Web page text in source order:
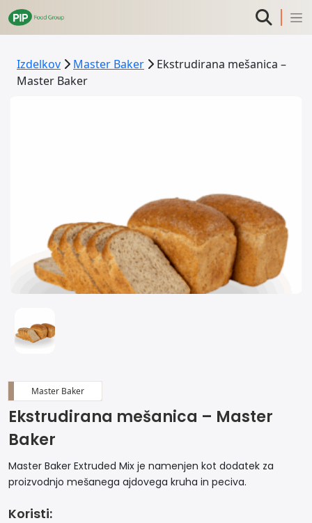
Izdelkov Master Baker
Ekstrudirana mešanica –
Master Baker
Master Baker
Ekstrudirana mešanica – Master
Baker
Master Baker Extruded Mix je namenjen kot dodatek za
proizvodnjo mešanega ajdovega kruha in peciva.
Koristi: